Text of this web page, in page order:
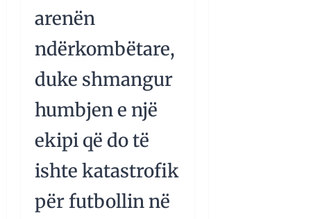
arenën
ndërkombëtare,
duke shmangur
humbjen e një
ekipi që do të
ishte katastrofik
për futbollin në